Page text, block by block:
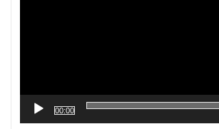
00:00